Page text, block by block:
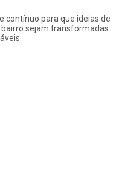
contínuo para que ideias de
sejam transformadas